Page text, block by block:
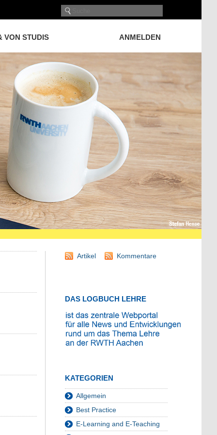
VON STUDIS ANMELDEN
Artikel Kommentare
DAS LOGBUCH LEHRE
KATEGORIEN
Allgemein
Best Practice
E-Learning and E-Teaching